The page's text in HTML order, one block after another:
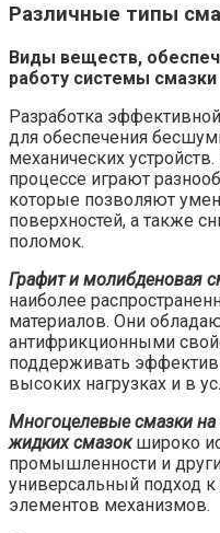
Различные типы
Виды веществ,
работу системы смазки
Разработка
для обеспечения
механических
процессе играют
которые позволяют
поверхностей, а также
поломок.
Графит и молибденовая
наиболее
материалов. Они
антифрикционными
поддерживать
высоких нагрузках и в
Многоцелевые смазки
жидких смазокшироко
промышленности и
универсальный подход
элементов механизмов.